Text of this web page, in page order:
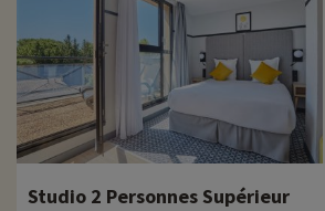
Studio 2 Personnes Supérieur